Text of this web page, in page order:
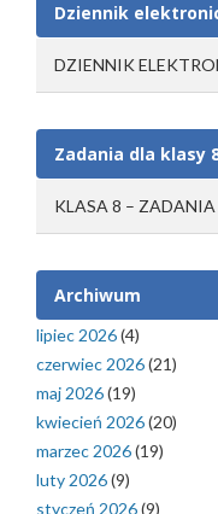
Dziennik
DZIENNIK
Zadania dla klasy
KLASA 8 –
Archiwum
lipiec 2026(4)
czerwiec 2026(21)
maj 2026(19)
kwiecień 2026(20)
marzec 2026(19)
luty 2026(9)
styczeń 2026(9)